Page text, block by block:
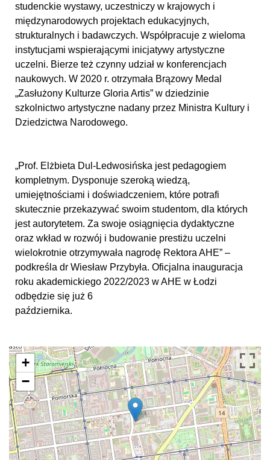
studenckie wystawy, uczestniczy w krajowych i
międzynarodowych projektach edukacyjnych,
strukturalnych i badawczych. Współpracuje z wieloma
instytucjami wspierającymi inicjatywy artystyczne
uczelni. Bierze też czynny udział w konferencjach
naukowych. W 2020 r. otrzymała Brązowy Medal
„Zasłużony Kulturze Gloria Artis” w dziedzinie
szkolnictwo artystyczne nadany przez Ministra Kultury i
Dziedzictwa Narodowego.
„Prof. Elżbieta Dul-Ledwosińska jest pedagogiem
kompletnym. Dysponuje szeroką wiedzą,
umiejętnościami i doświadczeniem, które potrafi
skutecznie przekazywać swoim studentom, dla których
jest autorytetem. Za swoje osiągnięcia dydaktyczne
oraz wkład w rozwój i budowanie prestiżu uczelni
wielokrotnie otrzymywała nagrodę Rektora AHE” –
podkreśla dr Wiesław Przybyła. Oficjalna inauguracja
roku akademickiego 2022/2023 w AHE w Łodzi
odbędzie się już 6
października.
+
−